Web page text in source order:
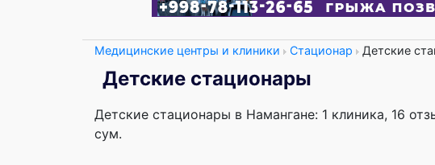
Медицинские центры и клиники Стационар Детские
Детские стационары
Детские стационары в Намангане: 1 клиника, 16
сум.